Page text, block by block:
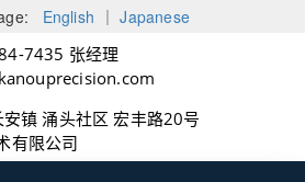
English ｜Japanese
7435 张经理
镇 涌头社区 宏丰路20号
有限公司